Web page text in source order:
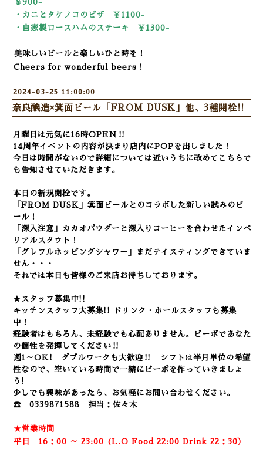
￥900-
・カニとタケノコのピザ ￥1100-
・自家製ロースハムのステーキ ￥1300-
美味しいビールと楽しいひと時を！
Cheers for wonderful beers！
2024-03-25 11:00:00
奈良醸造×箕面ビール「FROM DUSK」他、3種開栓!!
月曜日は元気に16時OPEN‼
14周年イベントの内容が決まり店内にPOPを出しました！
今日は時間がないので詳細については近いうちに改めてこちらで
も告知させていただきます。
本日の新規開栓です。
「FROM DUSK」箕面ビールとのコラボした新しい試みのビ
ール！
「深入注意」カカオパウダーと深入りコーヒーを合わせたインペ
リアルスタウト！
「グレフルホッピングシャワー」まだテイスティングできていま
せん・・・
それでは本日も皆様のご来店お待ちしております。
★スタッフ募集中!!
キッチンスタッフ大募集!! ドリンク・ホールスタッフも募集
中！
経験者はもちろん、未経験でも心配ありません。
ビーボであなた
の個性を発揮してください‼
週1～OK! ダブルワークも大歓迎‼ シフトは半月単位の希望
性なので、空いている時間で一緒にビーボを作っていきましょ
う!
少しでも興味があったら、お気軽にお問い合わせください。
☎ 0339871588 担当：佐々木
★営業時間
平日 16：00 ～ 23:00 (L.O Food 22:00 Drink 22：30）